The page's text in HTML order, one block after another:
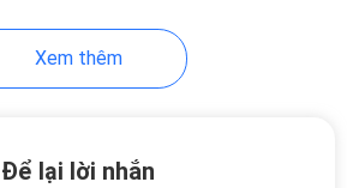
Xem thêm
Để lại lời nhắn